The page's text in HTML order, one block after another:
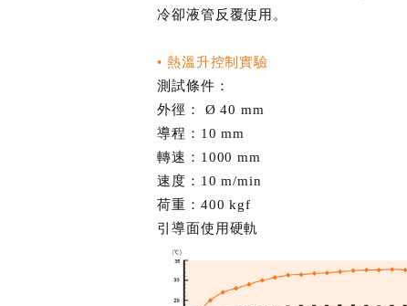
冷卻液管反覆使用。
• 熱溫升控制實驗
測試條件：
外徑： Ø 40 mm
導程：10 mm
轉速：1000 mm
速度：10 m/min
荷重：400 kgf
引導面使用硬軌